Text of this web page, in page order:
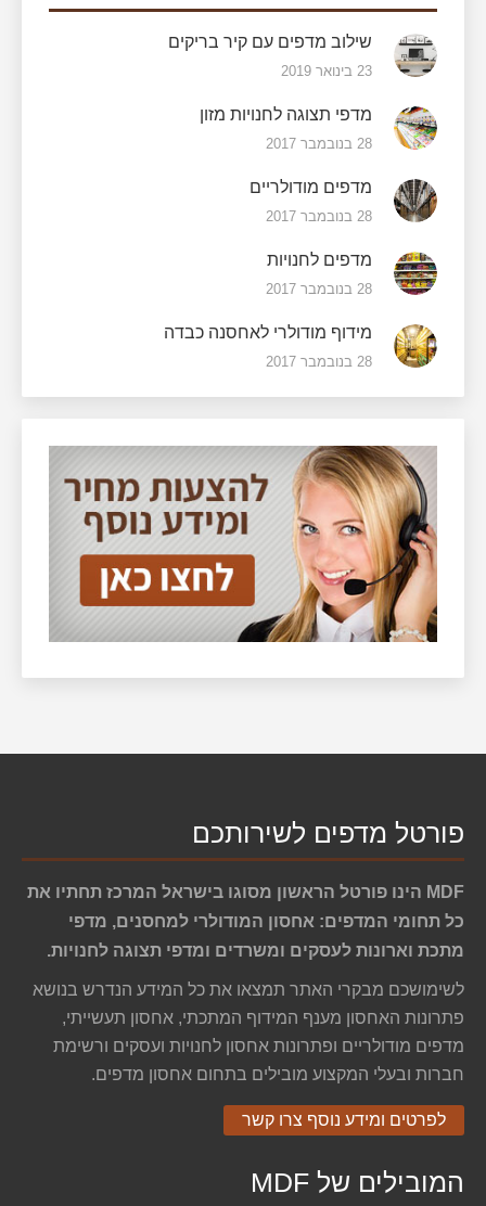
שילוב מדפים עם קיר בריקים
23 בינואר 2019
מדפי תצוגה לחנויות מזון
28 בנובמבר 2017
מדפים מודולריים
28 בנובמבר 2017
מדפים לחנויות
28 בנובמבר 2017
מידוף מודולרי לאחסנה כבדה
28 בנובמבר 2017
פורטל מדפים לשירותכם
MDF הינו פורטל הראשון מסוגו בישראל המרכז תחתיו את
כל תחומי המדפים: אחסון המודולרי למחסנים, מדפי
מתכת וארונות לעסקים ומשרדים ומדפי תצוגה לחנויות.
לשימושכם מבקרי האתר תמצאו את כל המידע הנדרש בנושא
פתרונות האחסון מענף המידוף המתכתי, אחסון תעשייתי,
מדפים מודולריים ופתרונות אחסון לחנויות ועסקים ורשימת
חברות ובעלי המקצוע מובילים בתחום אחסון מדפים.
לפרטים ומידע נוסף צרו קשר
המובילים של MDF